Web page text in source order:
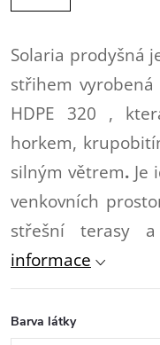
Solaria prodyšná
střihem
HDPE 320 ,
horkem,
silným větrem. Je
venkovních
střešní terasy
informace
Barva látky